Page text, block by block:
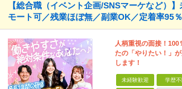
【総合職（イベント企画/SNSマーケなど）
モート可／残業ほぼ無／副業OK／定着率95％
人柄重視の面接！
たの「やりたい！」
します！
未経験歓迎 学歴不